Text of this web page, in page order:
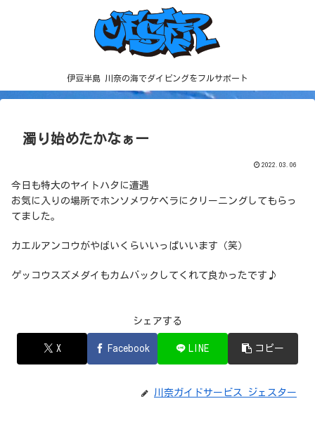
伊豆半島 川奈の海でダイビングをフルサポート
濁り始めたかなぁー
2022.03.06
今日も特大のヤイトハタに遭遇
お気に入りの場所でホンソメワケベラにクリーニングしてもらっ
てました。
カエルアンコウがやばいくらいいっぱいいます（笑）
ゲッコウスズメダイもカムバックしてくれて良かったです♪
シェアする
X Facebook LINE コピー
川奈ガイドサービス ジェスター